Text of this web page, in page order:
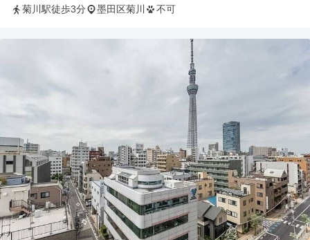
菊川駅徒歩3分 墨田区菊川 不可